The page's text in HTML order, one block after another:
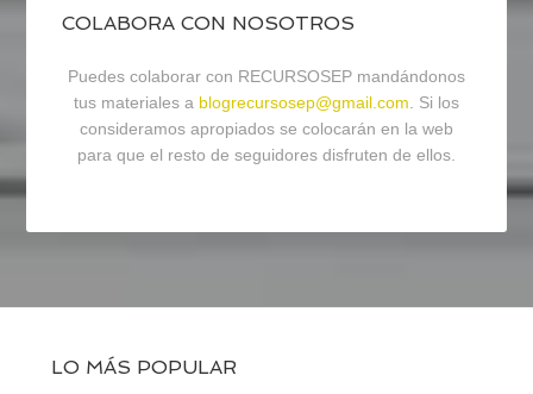
COLABORA CON NOSOTROS
Puedes colaborar con RECURSOSEP mandándonos
tus materiales a blogrecursosep@gmail.com. Si los
consideramos apropiados se colocarán en la web
para que el resto de seguidores disfruten de ellos.
LO MÁS POPULAR